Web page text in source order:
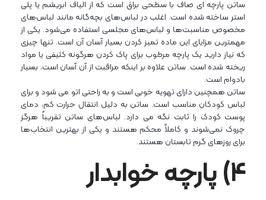
ساتن پارچه ای صاف با سطحی براق است که از الیاف ابریشم یا پلی
استر ساخته شده است. اغلب در لباس‌های بچه‌گانه مانند لباس‌های
مخصوص مناسبت‌ها و لباس‌های مجلسی استفاده می‌شود. یکی از
مهمترین مزایای این ماده تمیز کردن بسیار آسان آن است. تنها چیزی
که نیاز دارید یک پارچه مرطوب برای پاک کردن هرگونه کثیفی یا مواد
ریخته شده است. ساتن علاوه بر اینکه مراقبت از آن آسان است، بسیار
بادوام است.
ساتن همچنین دارای تهویه خوبی است و به راحتی اتو می شود و برای
لباس کودکان مناسب است. ساتن به دلیل انتقال حرارت کم، دمای
پوست کودک را ثابت نگه می دارد. لباس‌های ساتن تقریباً هرگز
چروک نمی‌شوند و کاملاً محکم هستند و یکی از بهترین انتخاب‌ها
برای روزهای گرم تابستان هستند.
۴) پارچه خوابدار